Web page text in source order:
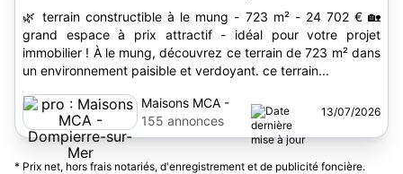
🌿 terrain constructible à le mung - 723 m² - 24 702 € 🏡
grand espace à prix attractif - idéal pour votre projet
immobilier ! À le mung, découvrez ce terrain de 723 m² dans
un environnement paisible et verdoyant. ce terrain...
Maisons MCA -
Dompierre-sur-
Mer
155 annonces
13/07/2026
* Prix net, hors frais notariés, d'enregistrement et de publicité foncière.